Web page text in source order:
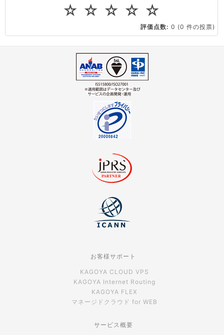
スナップショット
スナップショット
☆
☆
☆
☆
☆
評価点数: 0 (0 件の投票)
お客様サポート
KAGOYA CLOUD VPS
KAGOYA Internet Routing
KAGOYA FLEX
マネージドクラウド for WEB
サービス概要